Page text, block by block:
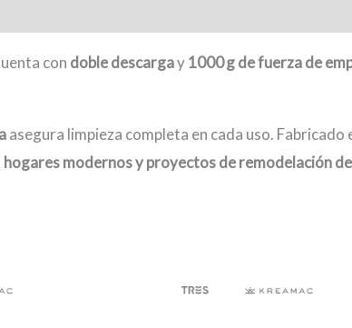
con doble descargay1000 g de fuerza de
asegura limpieza completa en cada uso. Fabricado
hogares modernos y proyectos de remodelación